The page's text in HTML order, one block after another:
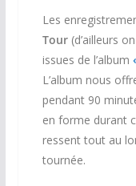
Les
Tour(d’ailleurs
issues de l’album
L’album nous
pendant 90
en forme durant
ressent tout au
tournée.